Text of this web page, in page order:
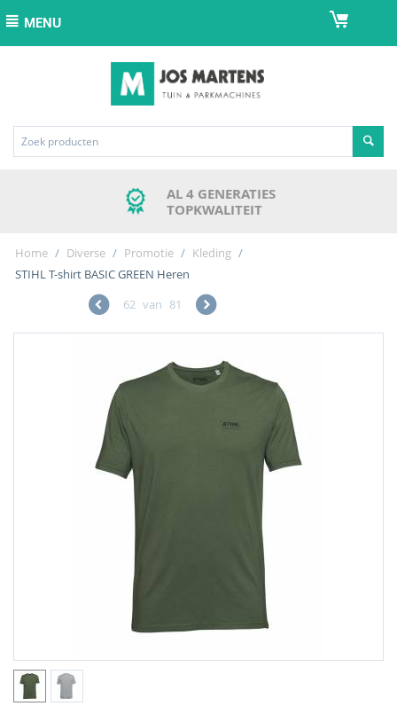
MENU
AL 4 GENERATIES
TOPKWALITEIT
Home / Diverse / Promotie / Kleding /
STIHL T-shirt BASIC GREEN Heren
62 van 81